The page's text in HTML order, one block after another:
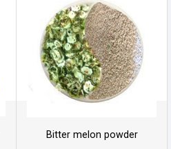
Bitter melon powder